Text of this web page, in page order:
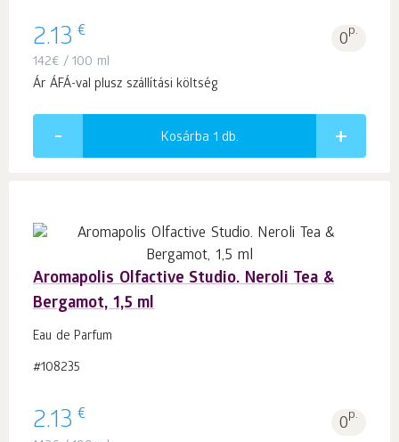
2.13 € 0p.
142€ / 100 ml
Ár ÁFÁ-val plusz szállítási költség
Kosárba 1 db.
Aromapolis Olfactive Studio. Neroli Tea &
Bergamot, 1,5 ml
Eau de Parfum
#108235
2.13 € 0p.